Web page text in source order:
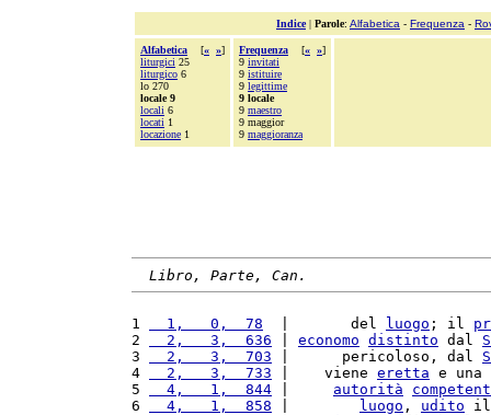
Indice| Parole: Alfabetica - Frequenza -
Alfabetica [« »]
liturgici 25
liturgico 6
lo 270
locale 9
locali 6
locati 1
locazione 1
Frequenza [« »]
9 invitati
9 istituire
9 legittime
9 locale
9 maestro
9 maggior
9 maggioranza
Libro, Parte, Can.
1
  1,   0,  78
  |       del
luogo ; il
2
  2,   3,  636
economo distinto dal
3
  2,   3,  703
|      pericoloso, dal
4
  2,   3,  733
|    viene eretta e una
5
  4,   1,  844
autorità
6
  4,   1,  858
luogo , udito